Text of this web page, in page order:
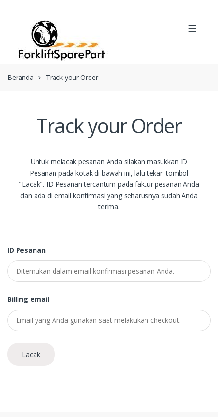
navigation
☰
Beranda Track your Order
Track your Order
Untuk melacak pesanan Anda silakan masukkan ID
Pesanan pada kotak di bawah ini, lalu tekan tombol
"Lacak". ID Pesanan tercantum pada faktur pesanan Anda
dan ada di email konfirmasi yang seharusnya sudah Anda
terima.
ID Pesanan
Billing email
Lacak